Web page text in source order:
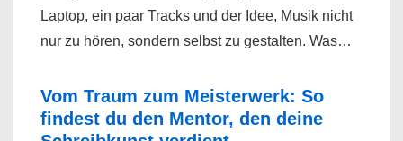
Laptop, ein paar Tracks und der Idee, Musik nicht
nur zu hören, sondern selbst zu gestalten. Was…
Vom Traum zum Meisterwerk: So
findest du den Mentor, den deine